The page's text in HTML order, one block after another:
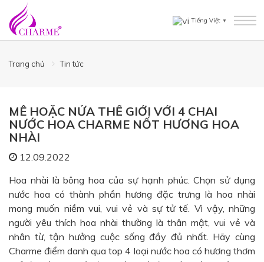
Tiếng Việt ▼
Trang chủ Tin tức
MÊ HOẶC NỬA THẾ GIỚI VỚI 4 CHAI
NƯỚC HOA CHARME NỐT HƯƠNG HOA
NHÀI
12.09.2022
Hoa nhài là bông hoa của sự hạnh phúc. Chọn sử dụng
nước hoa có thành phần hương đặc trưng là hoa nhài
mong muốn niềm vui, vui vẻ và sự tử tế. Vì vậy, những
người yêu thích hoa nhài thường là thân mật, vui vẻ và
nhân từ, tận hưởng cuộc sống đầy đủ nhất. Hãy cùng
Charme điểm danh qua top 4 loại nước hoa có hương thơm